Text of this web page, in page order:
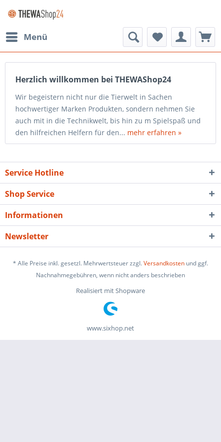
Menü
Herzlich willkommen bei THEWAShop24
Wir begeistern nicht nur die Tierwelt in Sachen
hochwertiger Marken Produkten, sondern nehmen Sie
auch mit in die Technikwelt, bis hin zu m Spielspaß und
den hilfreichen Helfern für den... mehr erfahren »
Service Hotline
Shop Service
Informationen
Newsletter
* Alle Preise inkl. gesetzl. Mehrwertsteuer zzgl.Versandkosten und ggf.
Nachnahmegebühren, wenn nicht anders beschrieben
Realisiert mit Shopware
www.sixhop.net